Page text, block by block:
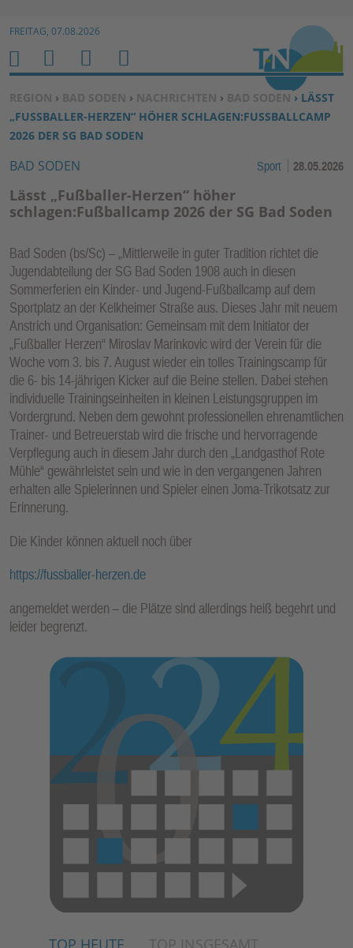
Zum Inhalt springen ↓
FREITAG, 07.08.2026
SIE BEFINDEN SICH HIER:
REGION › BAD SODEN › NACHRICHTEN › BAD SODEN › LÄSST
„FUSSBALLER-HERZEN“ HÖHER SCHLAGEN:FUSSBALLCAMP 20
26 DER SG BAD SODEN
BAD SODEN Sport 28.05.2026
Lässt „Fußballer-Herzen“ höher
schlagen:Fußballcamp 2026 der SG Bad Soden
Bad Soden (bs/Sc) – „Mittlerweile in guter Tradition richtet die
Jugendabteilung der SG Bad Soden 1908 auch in diesen
Sommerferien ein Kinder- und Jugend-Fußballcamp auf dem
Sportplatz an der Kelkheimer Straße aus. Dieses Jahr mit neuem
Anstrich und Organisation: Gemeinsam mit dem Initiator der
„Fußballer Herzen“ Miroslav Marinkovic wird der Verein für die
Woche vom 3. bis 7. August wieder ein tolles Trainingscamp für
die 6- bis 14-jährigen Kicker auf die Beine stellen. Dabei stehen
individuelle Trainingseinheiten in kleinen Leistungsgruppen im
Vordergrund. Neben dem gewohnt professionellen ehrenamtlichen
Trainer- und Betreuerstab wird die frische und hervorragende
Verpflegung auch in diesem Jahr durch den „Landgasthof Rote
Mühle“ gewährleistet sein und wie in den vergangenen Jahren
erhalten alle Spielerinnen und Spieler einen Joma-Trikotsatz zur
Erinnerung.
Die Kinder können aktuell noch über
https://fussballer-herzen.de
angemeldet werden – die Plätze sind allerdings heiß begehrt und
leider begrenzt.
TOP HEUTE TOP INSGESAMT
H
O
M
E
M
E
N
U
S
U
C
H
B
E
N
U
E
R
U
N
K
TI
O
N
E
N